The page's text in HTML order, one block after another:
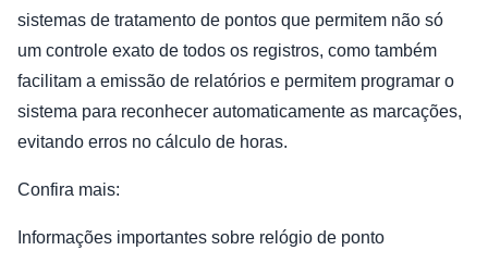
sistemas de tratamento de pontos que permitem não só
um controle exato de todos os registros, como também
facilitam a emissão de relatórios e permitem programar o
sistema para reconhecer automaticamente as marcações,
evitando erros no cálculo de horas.
Confira mais:
Informações importantes sobre relógio de ponto